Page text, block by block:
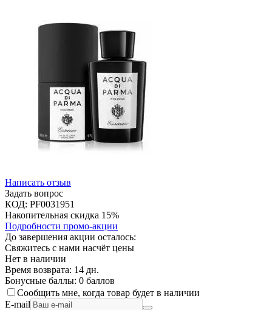
Написать отзыв
Задать вопрос
КОД: PF0031951
Накопительная скидка 15%
Подробности промо-акции
До завершения акции осталось:
Свяжитесь с нами насчёт цены
Нет в наличии
Время возврата: 14 дн.
Бонусные баллы: 0 баллов
Сообщить мне, когда товар будет в наличии
E-mail